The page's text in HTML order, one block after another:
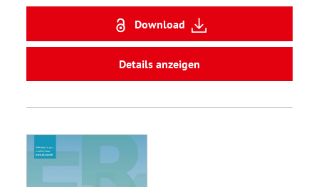
Download
Details anzeigen